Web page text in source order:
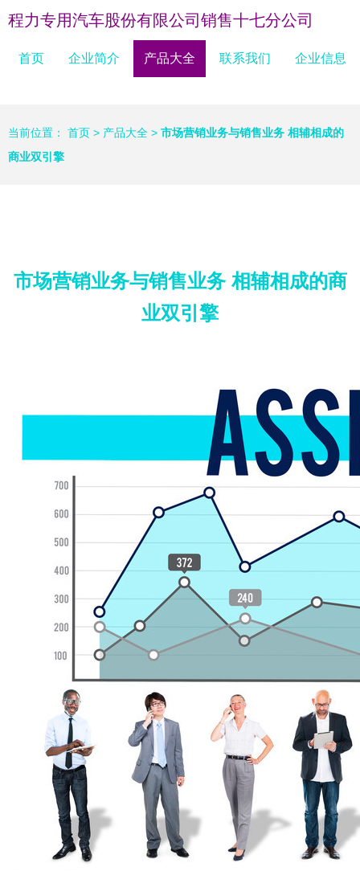
程力专用汽车股份有限公司销售十七分公司
首页 企业简介 产品大全 联系我们 企业信息
当前位置： 首页 > 产品大全 > 市场营销业务与销售业务 相辅相成的
商业双引擎
市场营销业务与销售业务 相辅相成的商
业双引擎